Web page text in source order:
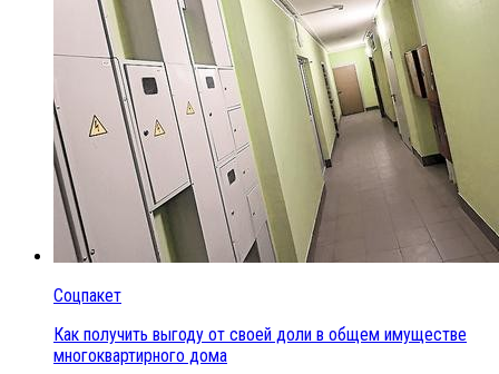
Соцпакет
Как получить выгоду от своей доли в общем имуществе
многоквартирного дома